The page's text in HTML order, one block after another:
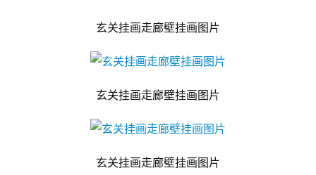
玄关挂画走廊壁挂画图片
玄关挂画走廊壁挂画图片
玄关挂画走廊壁挂画图片